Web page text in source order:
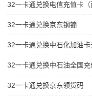
32一卡通兑换电信充值卡（
32一卡通兑换京东钢镚
32一卡通兑换中石化加油卡
32一卡通兑换中石油全国充
32一卡通兑换京东领货码